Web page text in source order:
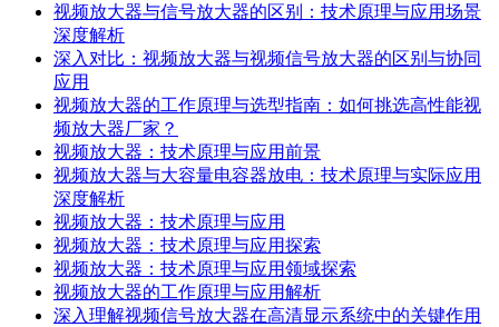
视频放大器与信号放大器的区别：技术原理与应用场景
深度解析
深入对比：视频放大器与视频信号放大器的区别与协同
应用
视频放大器的工作原理与选型指南：如何挑选高性能视
频放大器厂家？
视频放大器：技术原理与应用前景
视频放大器与大容量电容器放电：技术原理与实际应用
深度解析
视频放大器：技术原理与应用
视频放大器：技术原理与应用探索
视频放大器：技术原理与应用领域探索
视频放大器的工作原理与应用解析
深入理解视频信号放大器在高清显示系统中的关键作用